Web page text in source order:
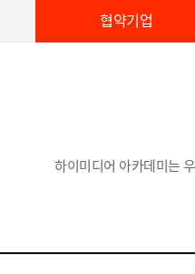
협약기업
하이미디어 아카데미는